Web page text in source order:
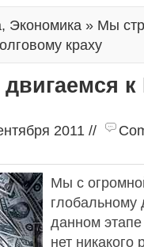
, Экономика » Мы
краху
2011 //
Мы с
глобальному
данном
нет